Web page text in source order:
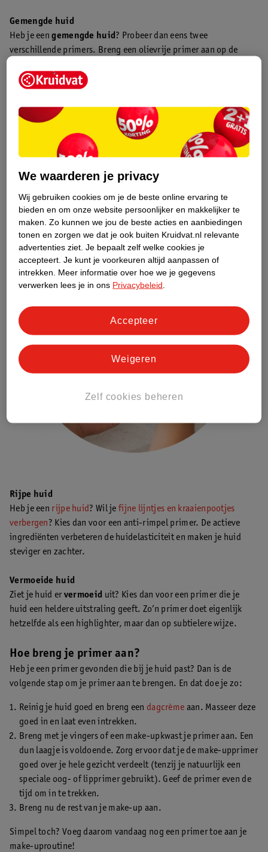
Gemengde huid
Heb je eengemengde huid? Probeer dan eens twee
verschillende primers. Breng een olievrije primer aan op de
drogere delen.
Droge huid
Eendroge huid
vraag om een crèmige en voedende primer die je
huid de hele dag hydrateert. Kies daarom voor een primer met
hydraterende ingrediënten, zoals hyaluronzuur en glycerine.
nog meer uit.
Gevoelige huid
Eengevoelige huidvraagt om zachte ingrediënten zonder
parfum en oliën.
Rijpe huid
Heb je een rijpe huid? Wil jefijne lijntjes en kraaienpootjes
verbergen? Kies dan voor een anti-rimpel primer. De actieve
ingrediënten verbeteren de huidelasticiteit en maken je huid
steviger en zachter.
Vermoeide huid
Ziet je huid er vermoeid uit? Kies dan voor een primer die je
huid een heldere uitstraling geeft. Zo’n primer doet eigenlijk
hetzelfde als een highlighter, maar dan op subtielere wijze.
Hoe breng je primer aan?
Heb je een primer gevonden die bij je huid past? Dan is de
volgende stap om je primer aan te brengen. En dat doe je zo:
Reinig je huid goed en breng een dagcrème aan. Masseer deze
goed in en laat even intrekken.
Breng met je vingers of een make-upkwast je primer aan. Een
dun laagje is voldoende. Zorg ervoor dat je de make-upprimer
goed over je hele gezicht verdeelt (tenzij je natuurlijk een
speciale oog- of lipprimer gebruikt). Geef de primer even de
tijd om in te trekken.
Breng nu de rest van je make-up aan.
Simpel toch? Voeg daarom vandaag nog een primer toe aan je
make-uproutine!
We waarderen je privacy
Wij gebruiken cookies om je de beste online ervaring te
bieden en om onze website persoonlijker en makkelijker te
maken. Zo kunnen we jou de beste acties en aanbiedingen
tonen en zorgen we dat je ook buiten Kruidvat.nl relevante
advertenties ziet. Je bepaalt zelf welke cookies je
accepteert. Je kunt je voorkeuren altijd aanpassen of
intrekken.
Meer informatie over hoe we je gegevens
verwerken lees je in ons Privacybeleid
Zelf cookies beheren
Weigeren
Accepteer